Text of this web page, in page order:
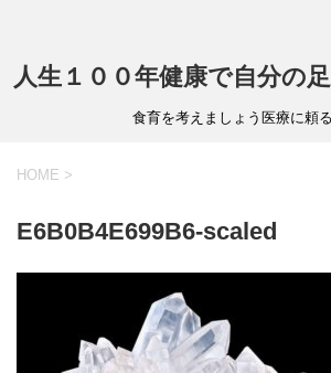
人生１００年健康で自分の
食育を考えましょう医療に頼
HOME >
E6B0B4E699B6-scaled